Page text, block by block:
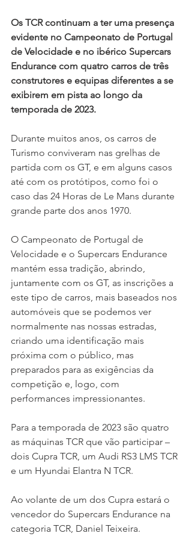
Os TCR continuam a ter uma presença
evidente no Campeonato de Portugal
de Velocidade e no ibérico Supercars
Endurance com quatro carros de três
construtores e equipas diferentes a se
exibirem em pista ao longo da
temporada de 2023.
Durante muitos anos, os carros de
Turismo conviveram nas grelhas de
partida com os GT, e em alguns casos
até com os protótipos, como foi o
caso das 24 Horas de Le Mans durante
grande parte dos anos 1970.
O Campeonato de Portugal de
Velocidade e o Supercars Endurance
mantém essa tradição, abrindo,
juntamente com os GT, as inscrições a
este tipo de carros, mais baseados nos
automóveis que se podemos ver
normalmente nas nossas estradas,
criando uma identificação mais
próxima com o público, mas
preparados para as exigências da
competição e, logo, com
performances impressionantes.
Para a temporada de 2023 são quatro
as máquinas TCR que vão participar –
dois Cupra TCR, um Audi RS3 LMS TCR
e um Hyundai Elantra N TCR.
Ao volante de um dos Cupra estará o
vencedor do Supercars Endurance na
categoria TCR, Daniel Teixeira.